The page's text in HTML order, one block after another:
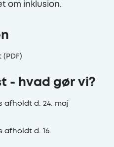
om inklusion.
- hvad gør vi?
afholdt d. 24. maj
afholdt d. 16.